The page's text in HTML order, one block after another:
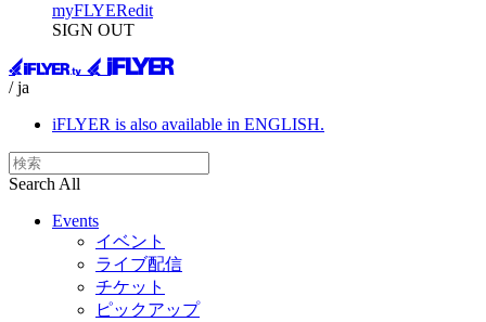
myFLYERedit
SIGN OUT
/ ja
iFLYER is also available in ENGLISH.
Search All
Events
イベント
ライブ配信
チケット
ピックアップ